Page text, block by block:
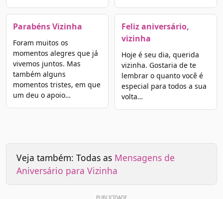
Parabéns Vizinha
Foram muitos os
momentos alegres que já
vivemos juntos. Mas
também alguns
momentos tristes, em que
um deu o apoio…
Feliz aniversário,
vizinha
Hoje é seu dia, querida
vizinha. Gostaria de te
lembrar o quanto você é
especial para todos a sua
volta…
Veja também: Todas as Mensagens de
Aniversário para Vizinha